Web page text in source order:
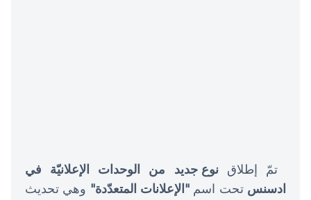
تمّ إطلاقنوع جديد من الوحدات الإعلانيّة في
ادسنس تحت اسم "الإعلانات المتعدّدة" وهي تحديث